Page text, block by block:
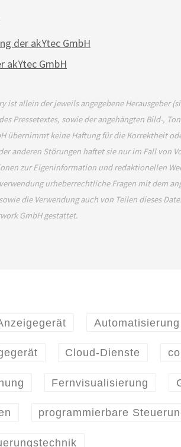
der akYtec GmbH
akYtec GmbH
ist allein der jeweils angegebene Herausgeber
Pressetextes, sowie der angehängten Bild-,
übernimmt keine Haftung für die Korrektheit
anderen Störungen haftet sie nur im Fall von
zur Eigeninformation und redaktionellen
urheberrechtliche Fragen mit dem
die Verwendung auch von Teilen dieses
GmbH gestattet.
Automatisierung
Cloud-Dienste
Fernvisualisierung
programmierbare